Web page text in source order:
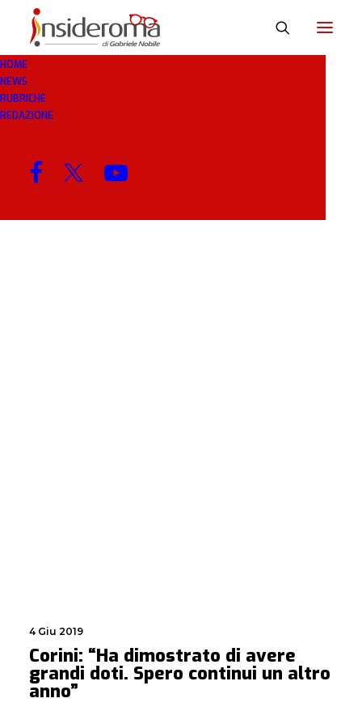
HOME
NEWS
RUBRICHE
REDAZIONE
DOTI
MENU
4 Giu 2019
Corini: “Ha dimostrato di avere
grandi doti. Spero continui un altro
anno”